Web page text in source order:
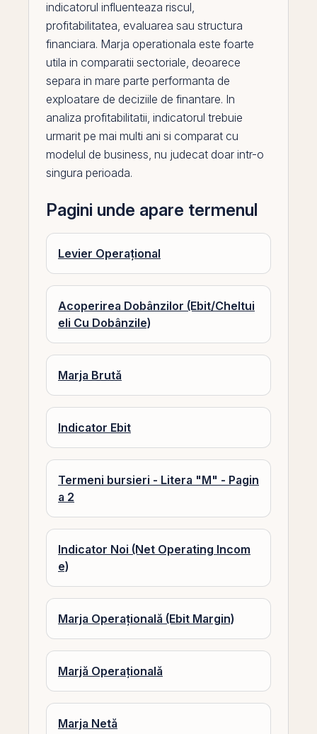
indicatorul influenteaza riscul,
profitabilitatea, evaluarea sau structura
financiara. Marja operationala este foarte
utila in comparatii sectoriale, deoarece
separa in mare parte performanta de
exploatare de deciziile de finantare. In
analiza profitabilitatii, indicatorul trebuie
urmarit pe mai multi ani si comparat cu
modelul de business, nu judecat doar intr-o
singura perioada.
Pagini unde apare termenul
Levier Operațional
Acoperirea Dobânzilor (Ebit/Cheltui
eli Cu Dobânzile)
Marja Brută
Indicator Ebit
Termeni bursieri - Litera "M" - Pagin
a 2
Indicator Noi (Net Operating Incom
e)
Marja Operațională (Ebit Margin)
Marjă Operațională
Marja Netă